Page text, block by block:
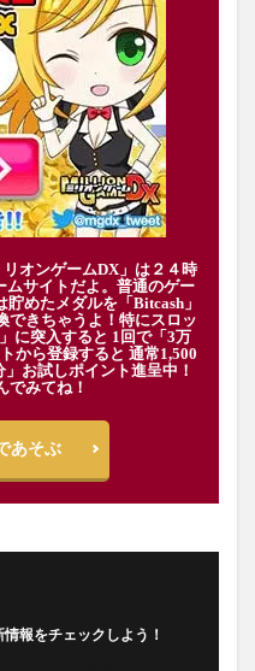
オンゲームDX」は２４時
ムサイトだよ。普通のゲー
めたメダルを「Bitcash」
できちゃうよ！特にスロッ
に突入すると 1回で「3万
から登録すると 通常1,500
お試しポイント進呈中！
でみてね！
あそぶ
情報をチェックしよう！